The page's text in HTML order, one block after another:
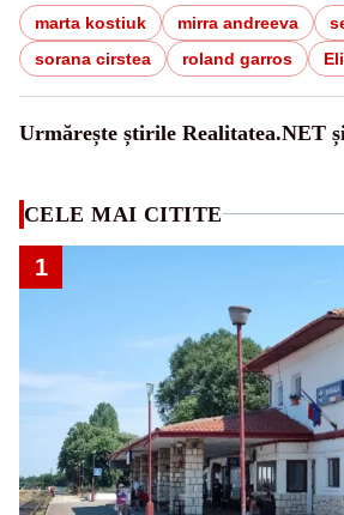
marta kostiuk mirra andreeva
sorana cirstea
roland garros
Urmărește știrile Realitatea.NET
CELE MAI CITITE
1